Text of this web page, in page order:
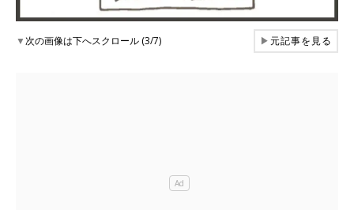
▼次の画像は下へスクロール (3/7) ▶元記事を見る